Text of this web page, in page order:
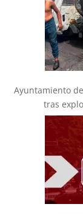
Ayuntamiento
tras